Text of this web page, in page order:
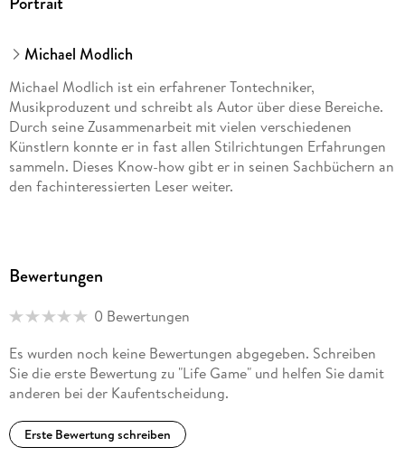
Michael Modlich
Michael Modlich ist ein erfahrener Tontechniker,
Musikproduzent und schreibt als Autor über diese Bereiche.
Durch seine Zusammenarbeit mit vielen verschiedenen
Künstlern konnte er in fast allen Stilrichtungen Erfahrungen
sammeln. Dieses Know-how gibt er in seinen Sachbüchern an
den fachinteressierten Leser weiter.
Bewertungen
0 Bewertungen
Es wurden noch keine Bewertungen abgegeben. Schreiben
Sie die erste Bewertung zu "Life Game" und helfen Sie damit
anderen bei der Kaufentscheidung.
Erste Bewertung schreiben